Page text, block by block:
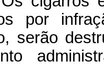
por
serão